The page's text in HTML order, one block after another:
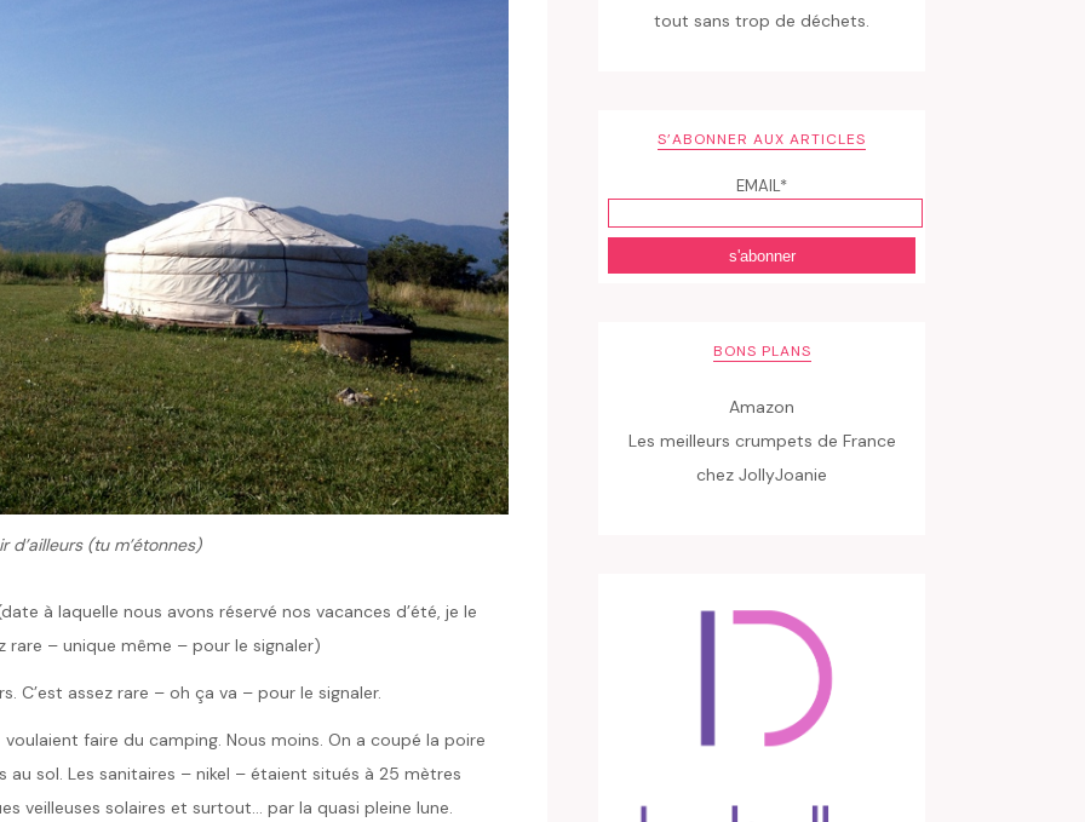
d’ailleurs (tu m’étonnes)
à laquelle nous avons réservé nos vacances d’été, je le
rare – unique même – pour le signaler)
C’est assez rare – oh ça va – pour le signaler.
faire du camping. Nous moins. On a coupé la poire
au sol. Les sanitaires – nikel – étaient situés à 25 mètres
veilleuses solaires et surtout… par la quasi pleine lune.
tout sans trop de déchets.
S’ABONNER AUX ARTICLES
EMAIL*
BONS PLANS
Amazon
Les meilleurs crumpets de France
chez JollyJoanie